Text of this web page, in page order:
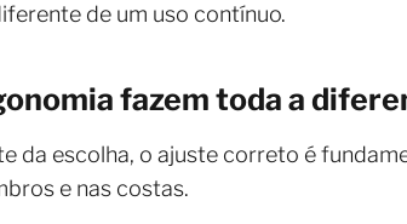
de um uso contínuo.
fazem toda a
da escolha, o ajuste correto é
e nas costas.